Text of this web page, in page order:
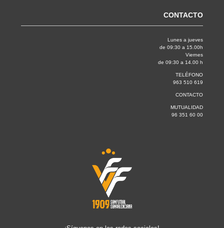
CONTACTO
Lunes a jueves
de 09:30 a 15.00h
Viernes
de 09:30 a 14.00 h
TELÉFONO
963 510 619
CONTACTO
MUTUALIDAD
96 351 60 00